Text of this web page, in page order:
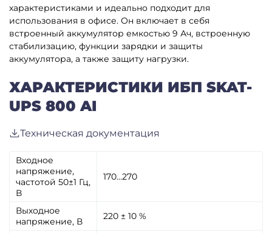
характеристиками и идеально подходит для
использования в офисе. Он включает в себя
встроенный аккумулятор емкостью 9 Ач, встроенную
стабилизацию, функции зарядки и защиты
аккумулятора, а также защиту нагрузки.
ХАРАКТЕРИСТИКИ ИБП SKAT-
UPS 800 AI
Техническая документация
Входное
напряжение,
частотой 50±1 Гц,
В
170…270
Выходное
напряжение, В
220 ± 10 %